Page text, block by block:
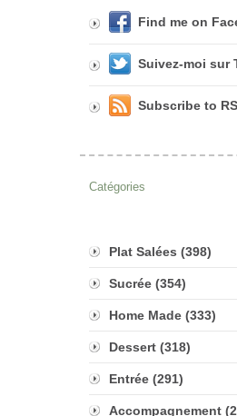
Find me on
Suivez-moi sur
Subscribe to
Catégories
Plat Salées (398)
Sucrée (354)
Home Made (333)
Dessert (318)
Entrée (291)
Accompagnement